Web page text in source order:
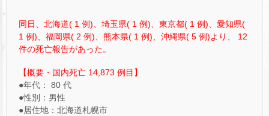
同日、北海道( 1 例)、埼玉県( 1 例)、東京都( 1 例)、愛知県(
1 例)、福岡県( 2 例)、熊本県( 1 例)、沖縄県( 5 例)より、 12
件の死亡報告があった。
【概要・国内死亡 14,873 例目】
●年代： 80 代
●性別：男性
●居住地：北海道札幌市